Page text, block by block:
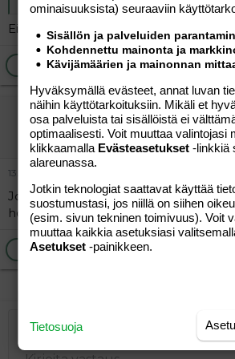
Risteilijöihin täytyisi tehdä riittävä
ettei levitä kaikkea ympäriinsä. Nyt
toimivat tehokkaina viruslinkoina.
Eikö niitä voisi tehdä valmiisiin
Ilmoita asiaton viesti
vierailija
Vieras
13.05.2026
Jorma Palon mielestä se on sairaus.
hoito...?
Ilmoita asiaton viesti
Lihavoitu
Kursivoitu
Laajennettuun editoriin…
Järjestetty lista
Laajennettuun
LisääLisää kuva
ominaisuuk­sista) seuraaviin
Sisällön ja palveluiden
Kohdennettu mainonta ja
Kävijämäärien ja mainonnan
Hyväksymällä evästeet, annat luvan
näihin käyttötarkoituksiin. Mikäli et
osa palveluista tai sisällöistä ei
optimaalisesti. Voit muuttaa valintojasi
klikkaamalla Evästeasetukset -linkkiä
alareunassa.
Jotkin teknologiat saattavat käyttää
suostumustasi, jos niillä on siihen
(esim. sivun tekninen toimivuus). Voit
muuttaa kaikkia asetuksiasi
Asetukset -painikkeen.
Tietosuoja